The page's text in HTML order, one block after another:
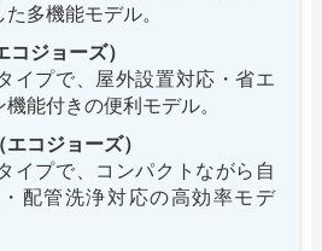
多機能モデル。
ジョーズ）
イプで、屋外設置対応・省エ
能付きの便利モデル。
コジョーズ）
イプで、コンパクトながら自
配管洗浄対応の高効率モデ